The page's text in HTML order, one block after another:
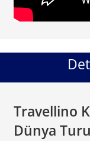
Travellino
Dünya